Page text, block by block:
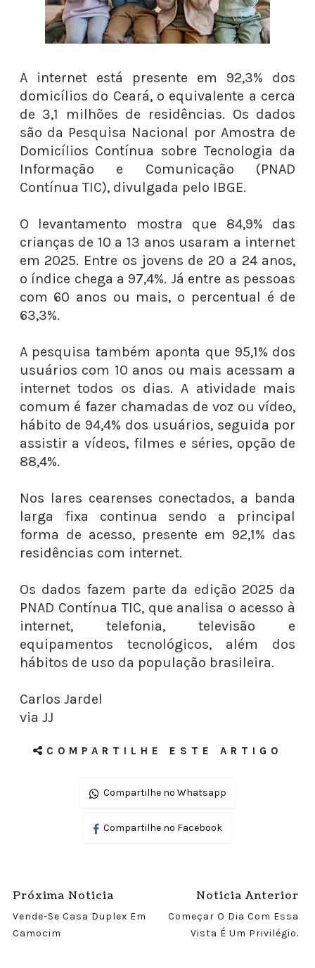
A internet está presente em 92,3% dos
domicílios do Ceará, o equivalente a cerca
de 3,1 milhões de residências. Os dados
são da Pesquisa Nacional por Amostra de
Domicílios Contínua sobre Tecnologia da
Informação e Comunicação (PNAD
Contínua TIC), divulgada pelo IBGE.
O levantamento mostra que 84,9% das
crianças de 10 a 13 anos usaram a internet
em 2025. Entre os jovens de 20 a 24 anos,
o índice chega a 97,4%. Já entre as pessoas
com 60 anos ou mais, o percentual é de
63,3%.
A pesquisa também aponta que 95,1% dos
usuários com 10 anos ou mais acessam a
internet todos os dias. A atividade mais
comum é fazer chamadas de voz ou vídeo,
hábito de 94,4% dos usuários, seguida por
assistir a vídeos, filmes e séries, opção de
88,4%.
Nos lares cearenses conectados, a banda
larga fixa continua sendo a principal
forma de acesso, presente em 92,1% das
residências com internet.
Os dados fazem parte da edição 2025 da
PNAD Contínua TIC, que analisa o acesso à
internet, telefonia, televisão e
equipamentos tecnológicos, além dos
hábitos de uso da população brasileira.
Carlos Jardel
via JJ
COMPARTILHE ESTE ARTIGO
Compartilhe no Whatsapp
Compartilhe no Facebook
Próxima Noticia
Vende-Se Casa Duplex Em
Camocim
Noticia Anterior
Começar O Dia Com Essa
Vista É Um Privilégio.